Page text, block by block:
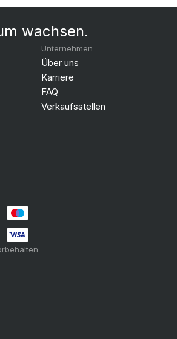
wachsen.
Unternehmen
Über uns
Karriere
FAQ
Verkaufsstellen